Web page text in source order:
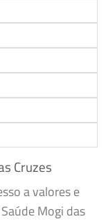
Cruzes
a valores e
Mogi das